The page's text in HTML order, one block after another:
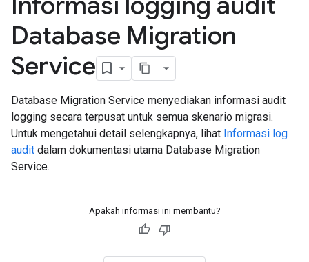
Database Migration
Service
Database Migration Service menyediakan informasi audit
logging secara terpusat untuk semua skenario migrasi.
Untuk mengetahui detail selengkapnya, lihat Informasi log
audit dalam dokumentasi utama Database Migration
Service.
Apakah informasi ini membantu?